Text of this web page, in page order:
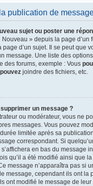
publication de
sujet ou poster une
» depuis la page d’un
d’un sujet. Il se peut que
message. Une liste des
des forums, exemple : Vous
pouvez joindre des fichiers, etc.
un message ?
ou modérateur, vous ne
messages. Vous pouvez
limitée après sa
correspondant. Si
en bas du message
qu’il a été modifié ainsi que
message n’apparaîtra pas si
message, cependant ils ont la
ont modifié le message de